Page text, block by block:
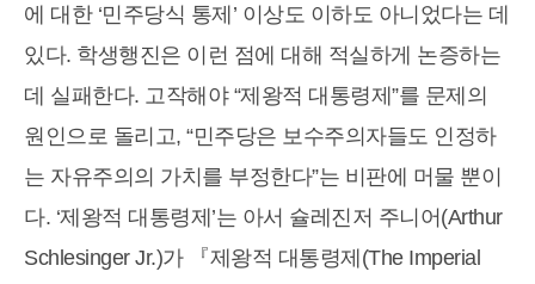
에 대한 ‘민주당식 통제’ 이상도 이하도 아니었다는 데
있다. 학생행진은 이런 점에 대해 적실하게 논증하는
데 실패한다. 고작해야 “제왕적 대통령제”를 문제의
원인으로 돌리고, “민주당은 보수주의자들도 인정하
는 자유주의의 가치를 부정한다”는 비판에 머물 뿐이
다. ‘제왕적 대통령제’는 아서 슐레진저 주니어(Arthur
Schlesinger Jr.)가 『제왕적 대통령제(The Imperial